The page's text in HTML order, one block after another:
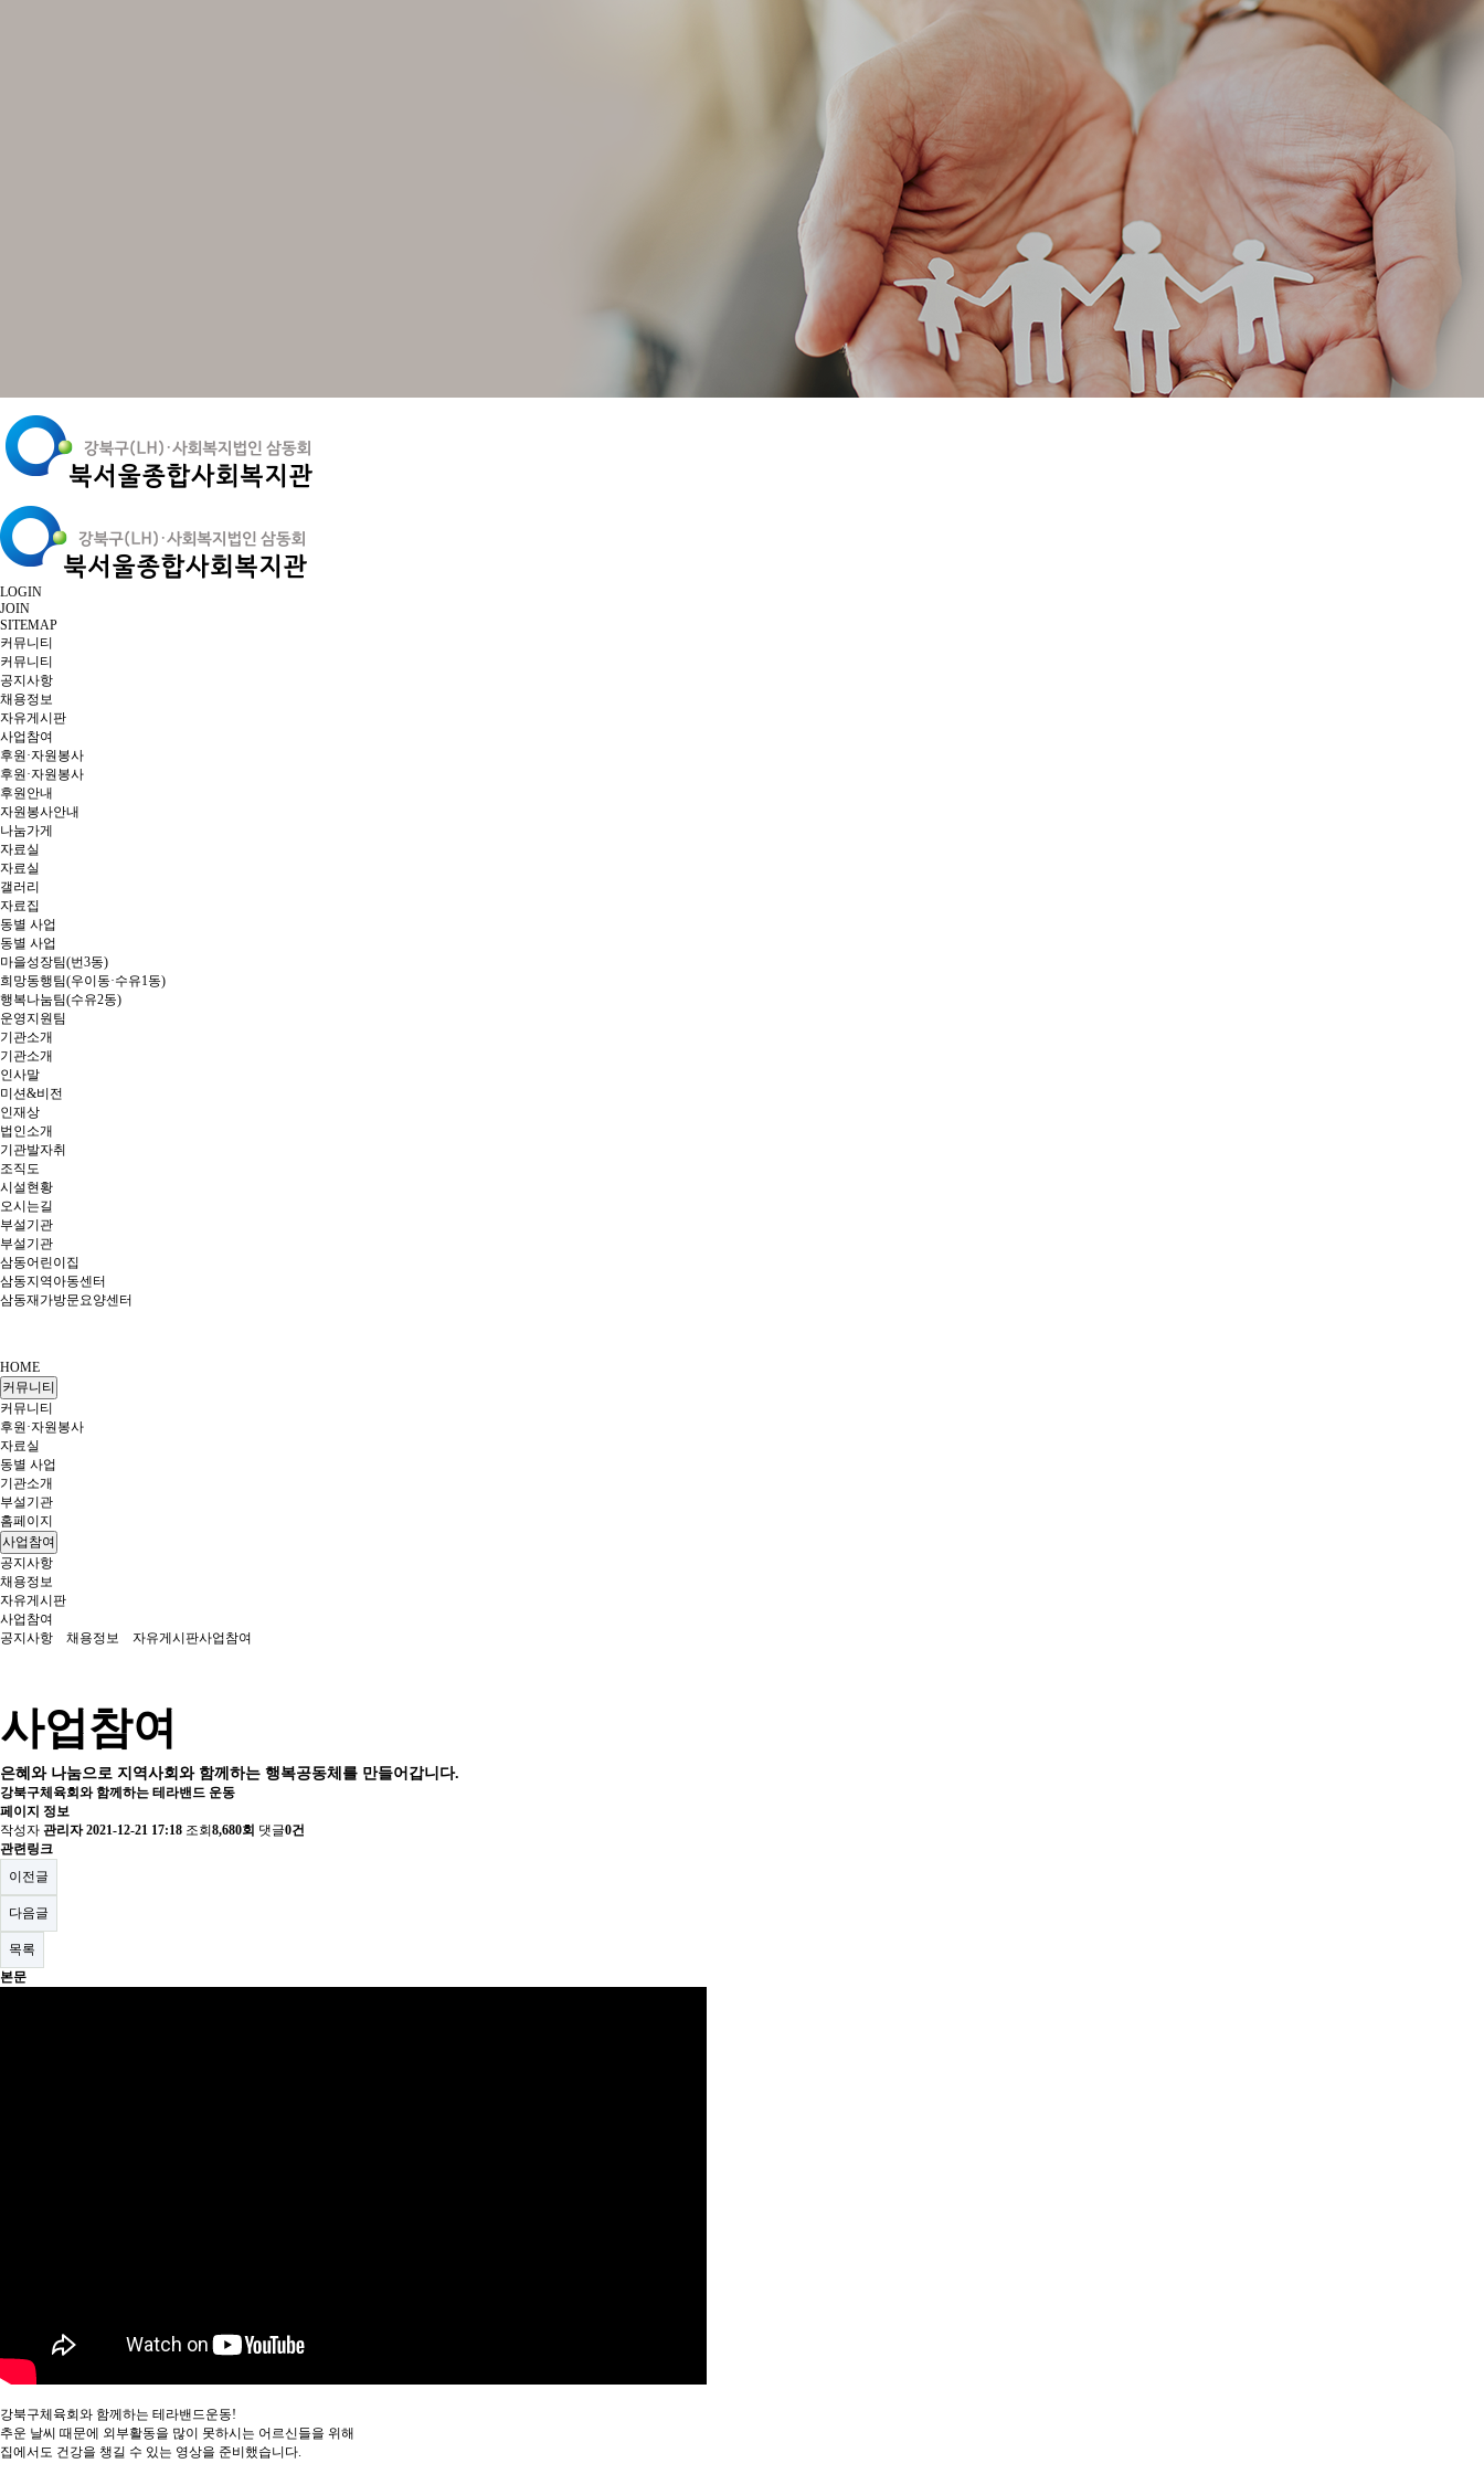
LOGIN
JOIN
SITEMAP
커뮤니티
커뮤니티
공지사항
채용정보
자유게시판
사업참여
후원·자원봉사
후원·자원봉사
후원안내
자원봉사안내
나눔가게
자료실
자료실
갤러리
자료집
동별 사업
동별 사업
마을성장팀(번3동)
희망동행팀(우이동·수유1동)
행복나눔팀(수유2동)
운영지원팀
기관소개
기관소개
인사말
미션&비전
인재상
법인소개
기관발자취
조직도
시설현황
오시는길
부설기관
부설기관
삼동어린이집
삼동지역아동센터
삼동재가방문요양센터
HOME
커뮤니티
커뮤니티
후원·자원봉사
자료실
동별 사업
기관소개
부설기관
홈페이지
사업참여
공지사항
채용정보
자유게시판
사업참여
공지사항
채용정보 자유게시판사업참여
사업참여
은혜와 나눔으로 지역사회와 함께하는 행복공동체를 만들어갑니다.
강북구체육회와 함께하는 테라밴드 운동
페이지 정보
작성자 관리자 2021-12-21 17:18 조회 8,680회 댓글0건
관련링크
이전글
다음글
목록
본문
강북구체육회와 함께하는 테라밴드운동!
추운 날씨 때문에 외부활동을 많이 못하시는 어르신들을 위해
집에서도 건강을 챙길 수 있는 영상을 준비했습니다.